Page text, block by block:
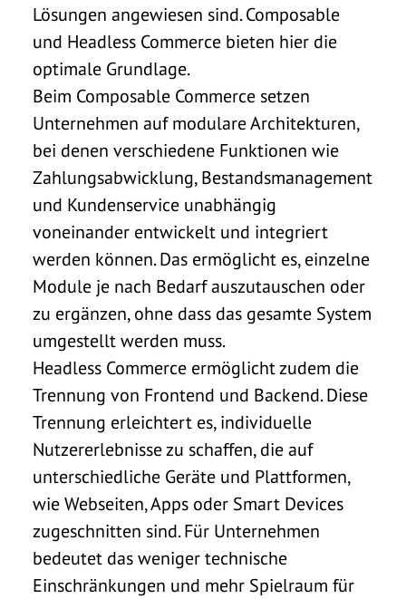
Lösungen angewiesen sind. Composable
und Headless Commerce bieten hier die
optimale Grundlage.
Beim Composable Commerce setzen
Unternehmen auf modulare Architekturen,
bei denen verschiedene Funktionen wie
Zahlungsabwicklung, Bestandsmanagement
und Kundenservice unabhängig
voneinander entwickelt und integriert
werden können. Das ermöglicht es, einzelne
Module je nach Bedarf auszutauschen oder
zu ergänzen, ohne dass das gesamte System
umgestellt werden muss.
Headless Commerce ermöglicht zudem die
Trennung von Frontend und Backend. Diese
Trennung erleichtert es, individuelle
Nutzererlebnisse zu schaffen, die auf
unterschiedliche Geräte und Plattformen,
wie Webseiten, Apps oder Smart Devices
zugeschnitten sind. Für Unternehmen
bedeutet das weniger technische
Einschränkungen und mehr Spielraum für